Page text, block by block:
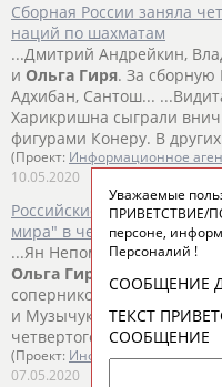
Сборная России заняла
наций по шахматам
...Дмитрий Андрейкин,
и Ольга Гиря. За
Адхибан, Сантош...
Харикришна сыграли
фигурами Конеру. В
(Проект: Информационное
10.05.2020
Российские шахматисты
мира" в четвертом туре
...Ян Непомнящий,
Ольга Гиря
, капитан
соперников...
и Музычук - Гиря
четвертого тура...
(Проект: Информационное
07.05.2020
Уважаемые
ПРИВЕТСТВИЕ/
персоне,
Персоналий !
СООБЩЕНИЕ
ТЕКСТ
СООБЩЕНИЕ